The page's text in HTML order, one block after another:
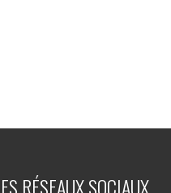
RÉSEAUX SOCIAUX